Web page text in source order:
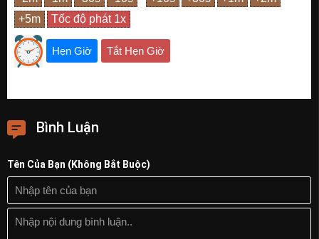
Hẹn Giờ Tắt Hẹn Giờ
Bình Luận
Tên Của Bạn (Không Bắt Buộc)